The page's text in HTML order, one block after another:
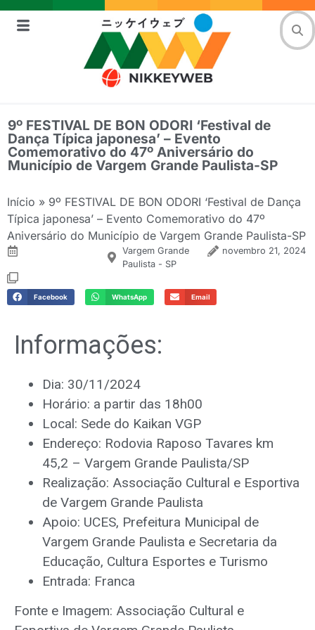
9º FESTIVAL DE BON ODORI ‘Festival de
Dança Típica japonesa’ – Evento
Comemorativo do 47º Aniversário do
Município de Vargem Grande Paulista-SP
Início » 9º FESTIVAL DE BON ODORI ‘Festival de Dança
Típica japonesa’ – Evento Comemorativo do 47º
Aniversário do Município de Vargem Grande Paulista-SP
Vargem Grande
Paulista - SP
novembro 21, 2024
Facebook WhatsApp Email
Informações:
Dia: 30/11/2024
Horário: a partir das 18h00
Local: Sede do Kaikan VGP
Endereço: Rodovia Raposo Tavares km
45,2 – Vargem Grande Paulista/SP
Realização: Associação Cultural e Esportiva
de Vargem Grande Paulista
Apoio: UCES, Prefeitura Municipal de
Vargem Grande Paulista e Secretaria da
Educação, Cultura Esportes e Turismo
Entrada: Franca
Fonte e Imagem: Associação Cultural e